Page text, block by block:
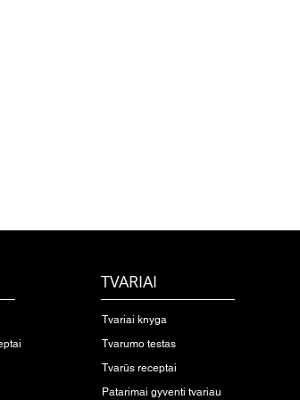
TVARIAI
Tvariai knyga
Tvarumo testas
Tvarūs receptai
Patarimai gyventi tvariau